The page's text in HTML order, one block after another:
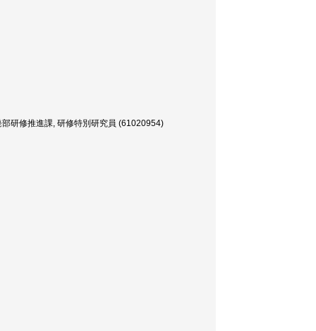
研修推進課, 研修特別研究員 (61020954)